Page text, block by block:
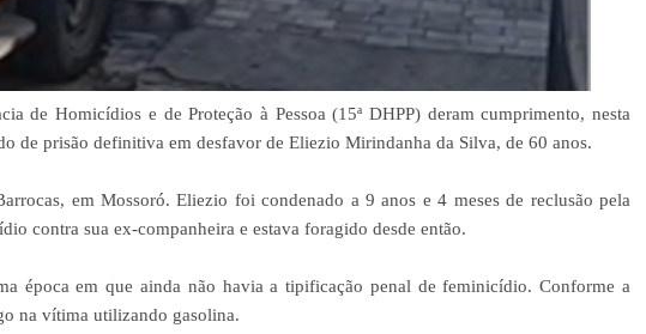
de Homicídios e de Proteção à Pessoa (15ª DHPP) deram cumprimento, nesta
de prisão definitiva em desfavor de Eliezio Mirindanha da Silva, de 60 anos.
em Mossoró. Eliezio foi condenado a 9 anos e 4 meses de reclusão pela
contra sua ex-companheira e estava foragido desde então.
época em que ainda não havia a tipificação penal de feminicídio. Conforme a
na vítima utilizando gasolina.